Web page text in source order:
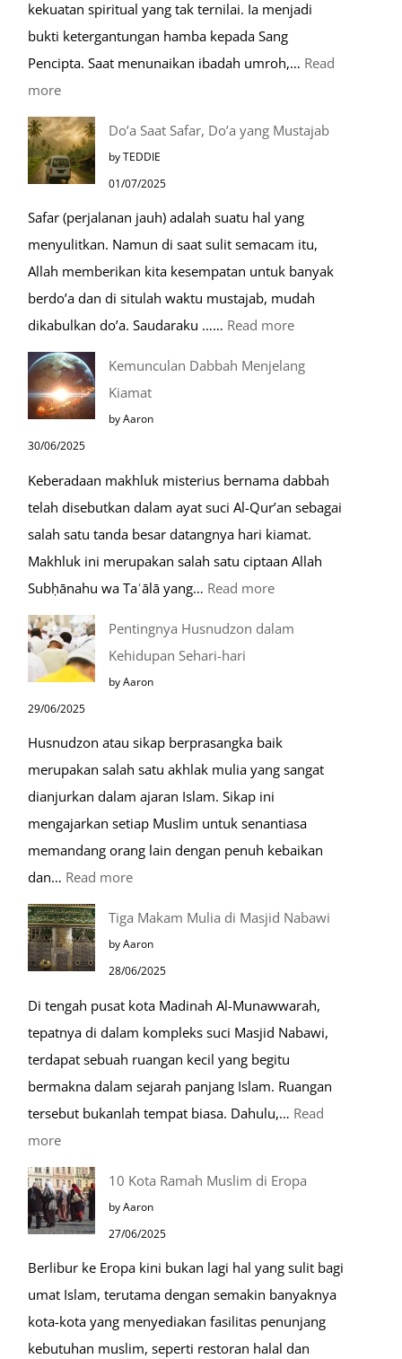
Dengan
Kereta
Cepat
kekuatan spiritual yang tak ternilai. Ia menjadi
bukti ketergantungan hamba kepada Sang
Pencipta. Saat menunaikan ibadah umroh,… Read
more:
Tempat-
Tempat
Mustajab
Berdoa
Saat
Umroh
Do’a Saat Safar, Do’a yang Mustajab
by TEDDIE
01/07/2025
Safar (perjalanan jauh) adalah suatu hal yang
menyulitkan. Namun di saat sulit semacam itu,
Allah memberikan kita kesempatan untuk banyak
berdo’a dan di situlah waktu mustajab, mudah
dikabulkan do’a. Saudaraku …… Read more:
Saat
Mustajab
Kemunculan Dabbah Menjelang
Kiamat
by Aaron
30/06/2025
Keberadaan makhluk misterius bernama dabbah
telah disebutkan dalam ayat suci Al-Qur’an sebagai
salah satu tanda besar datangnya hari kiamat.
Makhluk ini merupakan salah satu ciptaan Allah
Subḥānahu wa Taʿālā yang… Read more:
Pentingnya Husnudzon dalam
Kehidupan Sehari-hari
by Aaron
29/06/2025
Husnudzon atau sikap berprasangka baik
merupakan salah satu akhlak mulia yang sangat
dianjurkan dalam ajaran Islam. Sikap ini
mengajarkan setiap Muslim untuk senantiasa
memandang orang lain dengan penuh kebaikan
dan… Read more:
Sehari-
hari
Tiga Makam Mulia di Masjid Nabawi
by Aaron
28/06/2025
Di tengah pusat kota Madinah Al-Munawwarah,
tepatnya di dalam kompleks suci Masjid Nabawi,
terdapat sebuah ruangan kecil yang begitu
bermakna dalam sejarah panjang Islam. Ruangan
tersebut bukanlah tempat biasa. Dahulu,… Read
more:
Tiga
Makam
Mulia
Masjid
Nabawi
10 Kota Ramah Muslim di Eropa
by Aaron
27/06/2025
Berlibur ke Eropa kini bukan lagi hal yang sulit bagi
umat Islam, terutama dengan semakin banyaknya
kota-kota yang menyediakan fasilitas penunjang
kebutuhan muslim, seperti restoran halal dan